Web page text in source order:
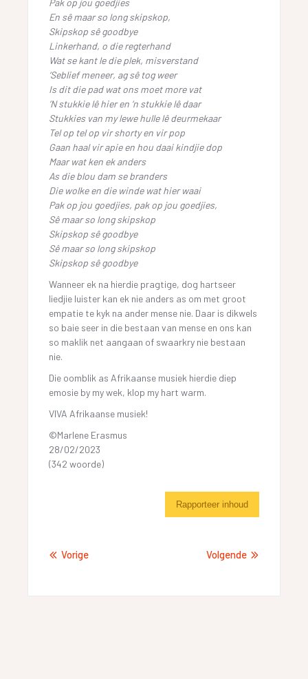
Pak op jou goedjies
En sê maar so long skipskop,
Skipskop sê goodbye
Linkerhand, o die regterhand
Wat se kant le die plek, misverstand
‘Seblief meneer, ag sê tog weer
Is dit die pad wat ons moet more vat
‘N stukkie lê hier en ‘n stukkie lê daar
Stukkies van my lewe hulle lê deurmekaar
Tel op tel op vir shorty en vir pop
Gaan haal vir apie en hou daai kindjie dop
Maar wat ken ek anders
As die blou dam se branders
Die wolke en die winde wat hier waai
Pak op jou goedjies, pak op jou goedjies,
Sê maar so long skipskop
Skipskop sê goodbye
Sê maar so long skipskop
Skipskop sê goodbye
Wanneer ek na hierdie pragtige, dog hartseer
liedjie luister kan ek nie anders as om met groot
empatie te kyk na ander mense nie. Daar is dikwels
so baie seer in die bestaan van mense en ons kan
so maklik net aangaan of swaarkry nie bestaan
nie.
Die oomblik as Afrikaanse musiek hierdie diep
emosie by my wek, klop my hart warm.
VIVA Afrikaanse musiek!
©Marlene Erasmus
28/02/2023
(342 woorde)
Rapporteer inhoud
Vorige Volgende